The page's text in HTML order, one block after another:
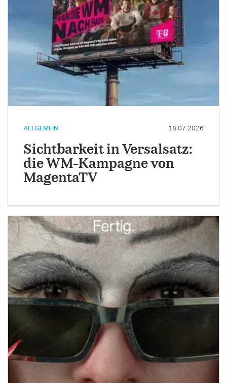
ALLGEMEIN 18.07.2026
Sichtbarkeit in Versalsatz:
die WM-Kampagne von
MagentaTV